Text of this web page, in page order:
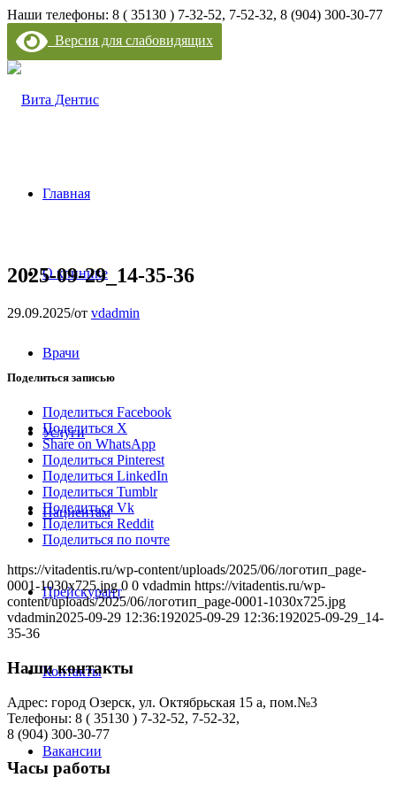
Наши телефоны: 8 ( 35130 ) 7-32-52, 7-52-32, 8 (904) 300-30-77
Версия для слабовидящих
Главная
О клинике
Врачи
Услуги
Пациентам
Прейскурант
Контакты
Вакансии
2025-09-29_14-35-36
29.09.2025/от vdadmin
Поделиться записью
Поделиться Facebook
Поделиться X
Share on WhatsApp
Поделиться Pinterest
Поделиться LinkedIn
Поделиться Tumblr
Поделиться Vk
Поделиться Reddit
Поделиться по почте
https://vitadentis.ru/wp-content/uploads/2025/06/логотип_page-
0001-1030x725.jpg 0 0 vdadmin https://vitadentis.ru/wp-
content/uploads/2025/06/логотип_page-0001-1030x725.jpg
vdadmin2025-09-29 12:36:192025-09-29 12:36:192025-09-29_14-
35-36
Наши контакты
Адрес: город Озерск, ул. Октябрьская 15 а, пом.№3
Телефоны: 8 ( 35130 ) 7-32-52, 7-52-32,
8 (904) 300-30-77
Часы работы